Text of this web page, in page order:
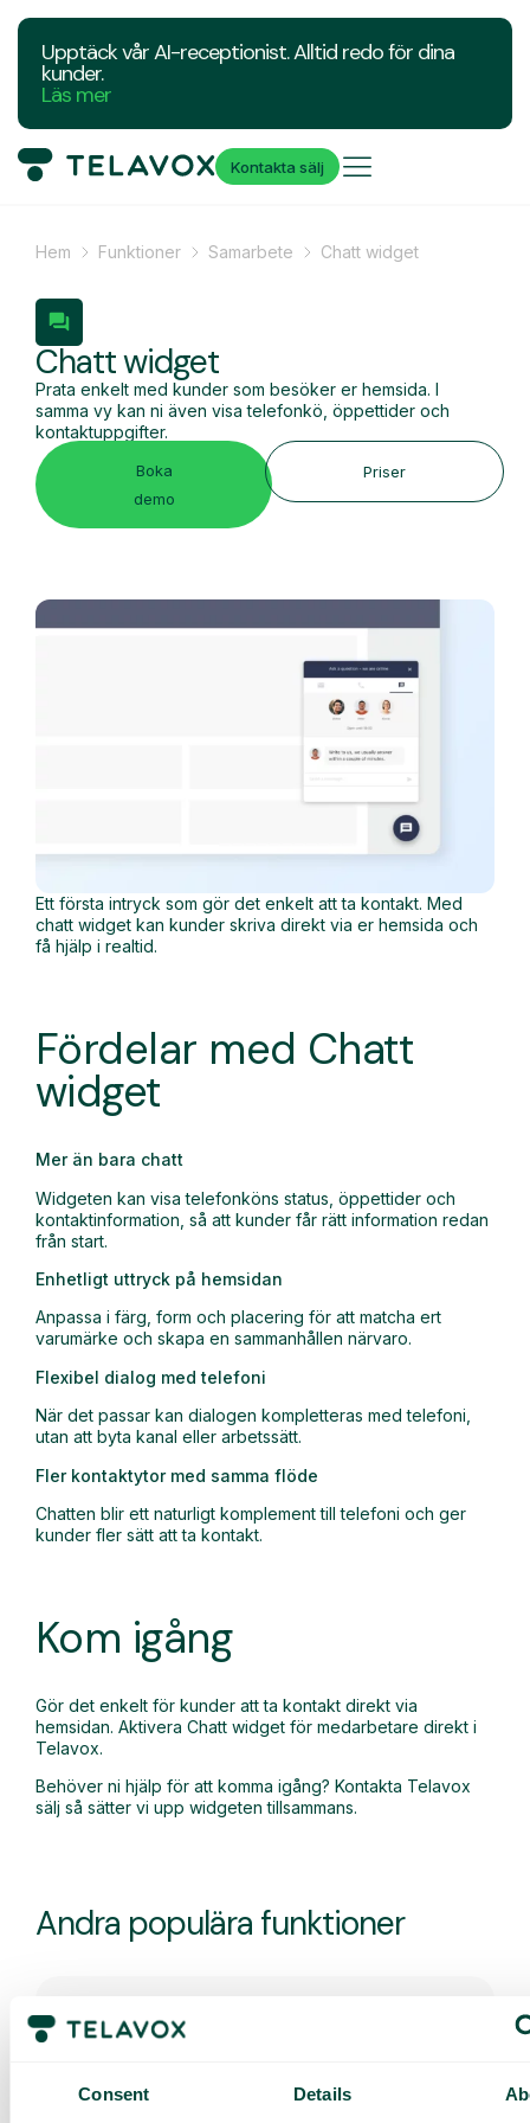
Consent Details
Upptäck vår AI-receptionist. Alltid redo för dina
kunder.
Läs mer
Kontakta sälj
Hem Funktioner Samarbete Chatt widget
Chatt widget
Prata enkelt med kunder som besöker er hemsida. I
samma vy kan ni även visa telefonkö, öppettider och
kontaktuppgifter.
Boka
demo
Priser
Ett första intryck som gör det enkelt att ta kontakt. Med
chatt widget kan kunder skriva direkt via er hemsida och
få hjälp i realtid.
Fördelar med Chatt
widget
Mer än bara chatt
Widgeten kan visa telefonköns status, öppettider och
kontaktinformation, så att kunder får rätt information redan
från start.
Enhetligt uttryck på hemsidan
Anpassa i färg, form och placering för att matcha ert
varumärke och skapa en sammanhållen närvaro.
Flexibel dialog med telefoni
När det passar kan dialogen kompletteras med telefoni,
utan att byta kanal eller arbetssätt.
Fler kontaktytor med samma flöde
Chatten blir ett naturligt komplement till telefoni och ger
kunder fler sätt att ta kontakt.
Kom igång
Gör det enkelt för kunder att ta kontakt direkt via
hemsidan. Aktivera Chatt widget för medarbetare direkt i
Telavox.
Behöver ni hjälp för att komma igång? Kontakta Telavox
sälj så sätter vi upp widgeten tillsammans.
Andra populära funktioner
Kommunicera i realtid med ert team via